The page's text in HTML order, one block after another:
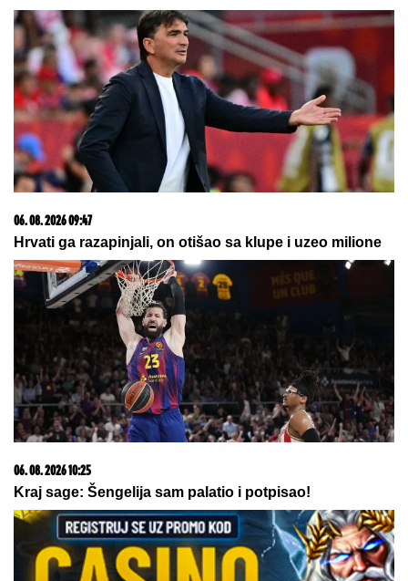
GIPSANI LAVOVIOvo je porodična
kuća Dragana Stankovića, sazidao
dvorac u Grockoj, tu razvio i biznis
(VIDEO)